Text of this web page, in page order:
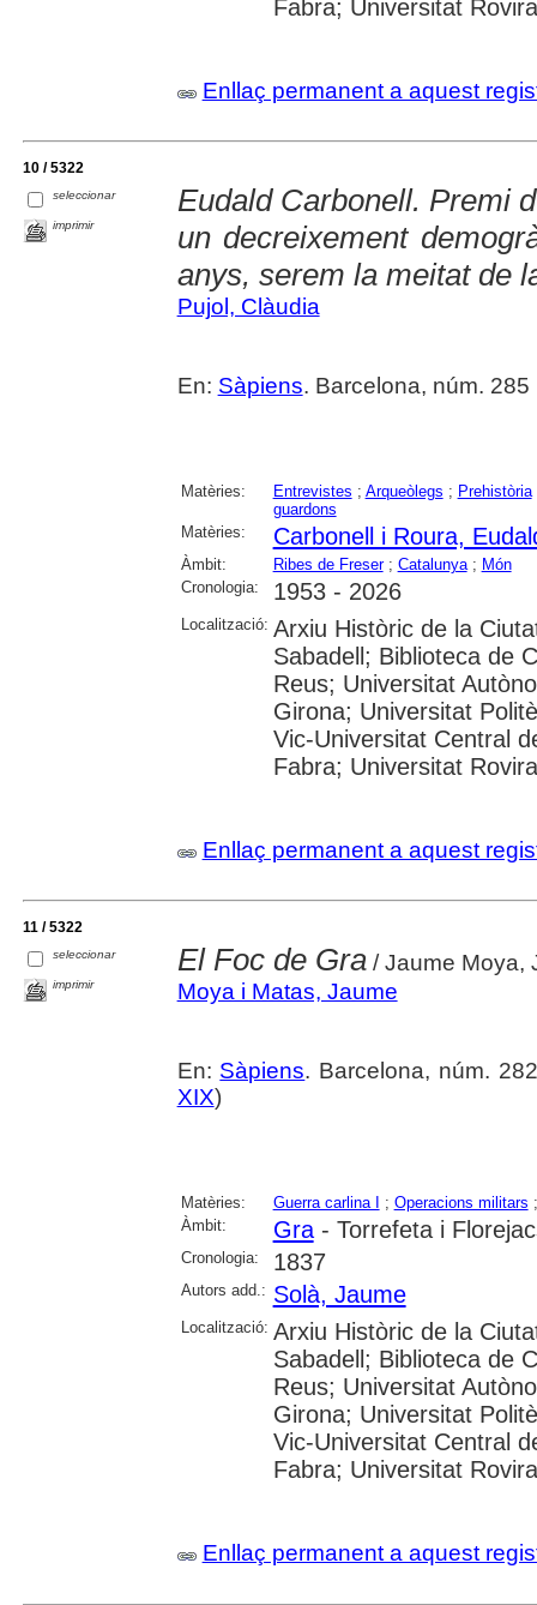
Fabra; Universitat
Enllaç permanent a aquest
10 / 5322
seleccionar
imprimir
Eudald Carbonell. Premi
un decreixement
anys, serem la meitat de
Pujol, Clàudia
En: Sàpiens. Barcelona, núm.
Matèries: Entrevistes ; Arqueòlegs ; Prehistòria
guardons
Matèries:
Carbonell i Roura,
Àmbit: Ribes de Freser; Catalunya; Món
Cronologia:
1953 - 2026
Localització: Arxiu Històric de la
Sabadell; Biblioteca de
Reus; Universitat
Girona; Universitat
Vic-Universitat Central
Fabra; Universitat
Enllaç permanent a aquest
11 / 5322
seleccionar
imprimir
El Foc de Gra/ Jaume Moya,
Moya i Matas, Jaume
En: Sàpiens. Barcelona, núm.
XIX)
Matèries: Guerra carlina I ; Operacions militars
Àmbit:
Gra- Torrefeta i
Cronologia: 1837
Autors add.: Solà, Jaume
Localització: Arxiu Històric de la
Sabadell; Biblioteca de
Reus; Universitat
Girona; Universitat
Vic-Universitat Central
Fabra; Universitat
Enllaç permanent a aquest